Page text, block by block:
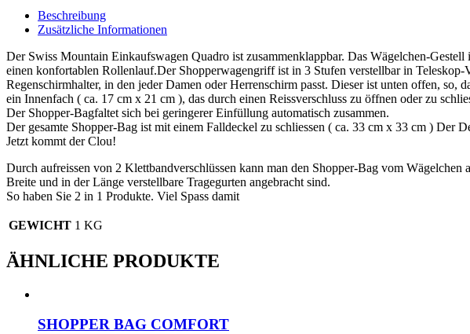
Beschreibung
Zusätzliche Informationen
Der Swiss Mountain Einkaufswagen Quadro ist zusammenklappbar. Das Wägelchen-
einen konfortablen Rollenlauf.Der Shopperwagengriff ist in 3 Stufen verstellbar in
Regenschirmhalter, in den jeder Damen oder Herrenschirm passt. Dieser ist unten offen, so,
ein Innenfach ( ca. 17 cm x 21 cm ), das durch einen Reissverschluss zu öffnen oder zu
Der Shopper-Bagfaltet sich bei geringerer Einfüllung automatisch zusammen.
Der gesamte Shopper-Bag ist mit einem Falldeckel zu schliessen ( ca. 33 cm x 33 cm )
Jetzt kommt der Clou!
Durch aufreissen von 2 Klettbandverschlüssen kann man den Shopper-Bag vom
Breite und in der Länge verstellbare Tragegurten angebracht sind.
So haben Sie 2 in 1 Produkte. Viel Spass damit
GEWICHT 1 KG
ÄHNLICHE PRODUKTE
SHOPPER BAG COMFORT